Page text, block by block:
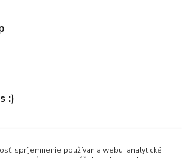
:)
spríjemnenie používania webu, analytické